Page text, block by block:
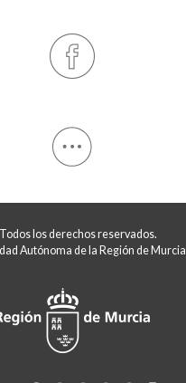
los derechos reservados.
Autónoma de la Región de Murcia